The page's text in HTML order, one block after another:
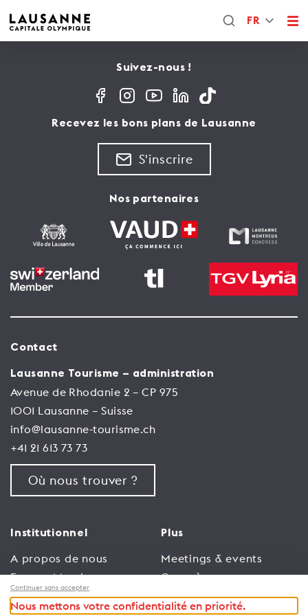
FR
Suivez-nous !
Recevez les bons plans de Lausanne
S'inscrire
Nos partenaires
Contact
Lausanne Tourisme – administration
Avenue de Rhodanie 2 – CP 975
1001 Lausanne – Suisse
info@lausanne-tourisme.ch
+41 21 613 73 73
Où nous trouver ?
Institutionnel
A propos de nous
Espace Membres
Emploi
Plus
Meetings & events
Congrès
Trade
Continuer sans accepter
Nous mettons votre confidentialité en priorité.